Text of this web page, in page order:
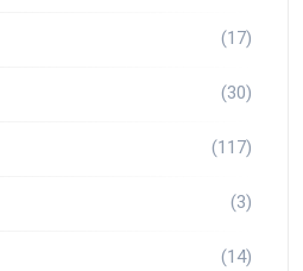
(17)
(30)
(117)
(3)
(14)